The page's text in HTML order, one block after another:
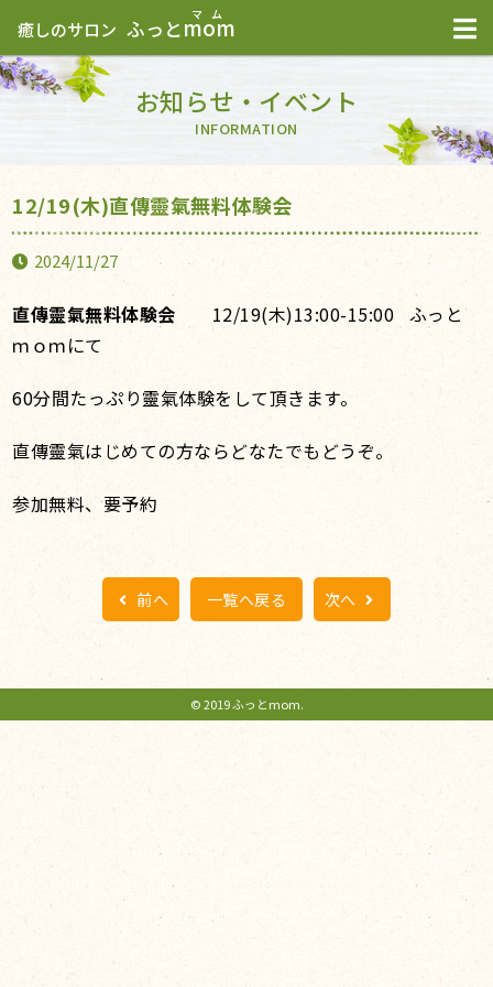
癒しのサロン ふっとmom
お知らせ・イベント
INFORMATION
12/19(木)直傳靈氣無料体験会
2024/11/27
直傳靈氣無料体験会 12/19(木)13:00-15:00 ふっと
ｍｏｍにて
60分間たっぷり靈氣体験をして頂きます。
直傳靈氣はじめての方ならどなたでもどうぞ。
参加無料、要予約
前へ 一覧へ戻る 次へ
© 2019 ふっとmom.